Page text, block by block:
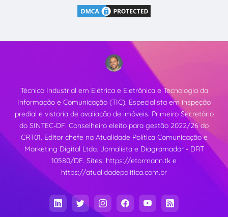
Técnico Industrial em Elétrica e Eletrônica e Tecnologia da
Informação e Comunicação (TIC). Especialista em inspeção
predial e vistoria de avaliação de imóveis. Primeiro Secretário
do SINTEC-DF. Conselheiro eleito para gestão 2022/26 do
CRT01. Editor chefe na Atualidade Política Comunicação e
Marketing Digital Ltda. Jornalista e Diagramador - DRT
10580/DF. Sites: https://etormann.tk e
https://atualidadepolitica.com.br